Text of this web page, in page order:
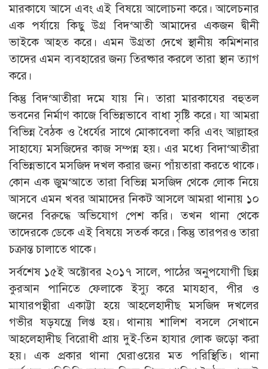
মারকাযে আসে এবং এই বিষয়ে আলোচনা করে। আলেচনার
এক পর্যায়ে কিছু উগ্র বিদ‘আতী আমাদের একজন দ্বীনী
ভাইকে আহত করে। এমন উগ্রতা দেখে স্থানীয় কমিশনার
তাদের এমন ব্যবহারের জন্য তিরষ্কার করলে তারা স্থান ত্যাগ
করে।
কিন্তু বিদ‘আতীরা দমে যায় নি। তারা মারকাযের বহুতল
ভবনের নির্মাণ কাজে বিভিন্নভাবে বাধা সৃষ্টি করে। যা আমরা
বিভিন্ন বৈঠক ও ধৈর্যের সাথে মোকাবেলা করি এবং আল্লাহর
সাহায্যে মসজিদের কাজ সম্পন্ন হয়। এর মধ্যে বিদা‘আতীরা
বিভিন্নভাবে মসজিদ দখল করার জন্য পাঁয়তারা করতে থাকে।
কোন এক জুম‘আতে তারা বিভিন্ন মসজিদ থেকে লোক নিয়ে
আসবে এমন খবর আমাদের নিকট আসলে আমরা থানায় ১০
জনের বিরুদ্ধে অভিযোগ পেশ করি। তখন থানা থেকে
তাদেরকে ডেকে এই বিষয়ে সতর্ক করে। কিন্তু তারপরও তারা
চক্রান্ত চালাতে থাকে।
সর্বশেষ ১৫ই অক্টোবর ২০১৭ সালে, পাঠের অনুপযোগী ছিন্ন
কুরআন পানিতে ফেলাকে ইস্যু করে মাযহাব, পীর ও
মাযারপন্থীরা একাট্টা হয়ে আহলেহাদীছ মসজিদ দখলের
গভীর ষড়যন্ত্রে লিপ্ত হয়। থানায় শালিশ বসলে সেখানে
আহলেহাদীছ বিরোধী প্রায় দুই-তিন হাযার লোক জড়ো করা
হয়। এক প্রকার থানা ঘেরাওয়ের মত পরিস্থিতি। থানা